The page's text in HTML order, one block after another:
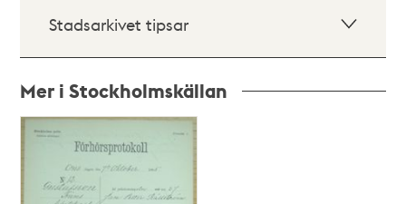
Stadsarkivet tipsar
Mer i Stockholmskällan
Relaterade
teman